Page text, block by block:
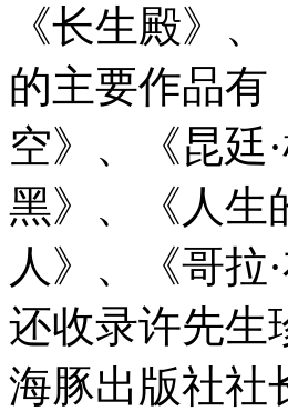
《长生殿》
的主要作品有
空》、《昆廷
黑》、《人生
人》、《哥拉
还收录许先生
海豚出版社社